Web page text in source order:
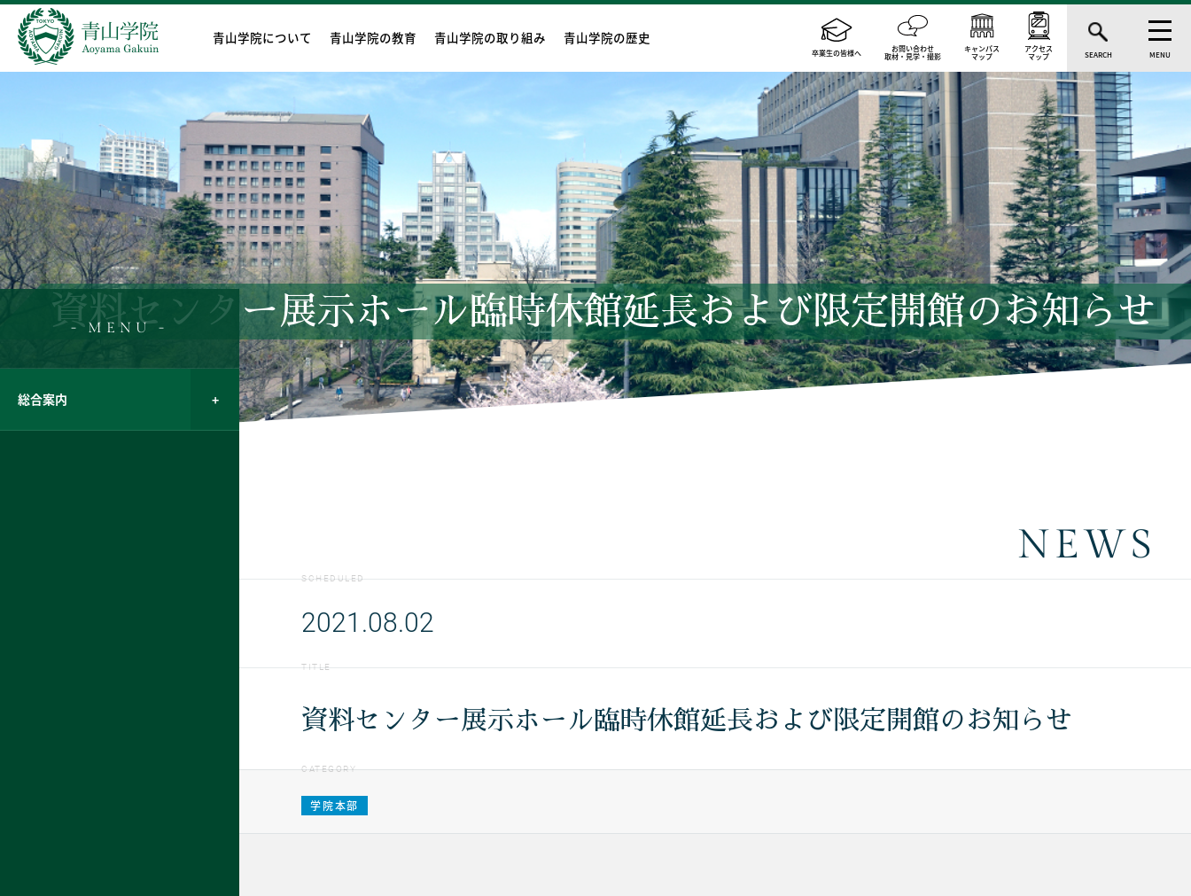
青山学院について 青山学院の教育 青山学院の取り組み 青山学院の歴史
卒業生の皆様へ お問い合わせ
取材・見学・撮影
キャンパス
マップ
アクセス
マップ SEARCH MENU
資料センター展示ホール臨時休館延長および限定開館のお知らせ
- MENU -
総合案内
NEWS
SCHEDULED
2021.08.02
TITLE
資料センター展示ホール臨時休館延長および限定開館のお知らせ
CATEGORY
学院本部